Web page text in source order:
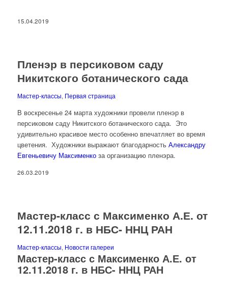
15.04.2019
Пленэр в персиковом саду
Никитского ботанического сада
Мастер-классы, Первая страница
В воскресенье 24 марта художники провели пленэр в
персиковом саду Никитского ботанического сада. Это
удивительно красивое место особенно впечатляет во время
цветения. Художники выражают благодарность Александру
Евгеньевичу Максименкоза организацию пленэра.
26.03.2019
Мастер-класс с Максименко А.Е. от
12.11.2018 г. в НБС- ННЦ РАН
Мастер-классы, Новости галереи
Мастер-класс с Максименко А.Е. от
12.11.2018 г. в НБС- ННЦ РАН